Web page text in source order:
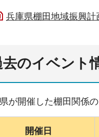
兵庫県棚田地域振興計
去のイベント
が開催した棚田関係
開催日